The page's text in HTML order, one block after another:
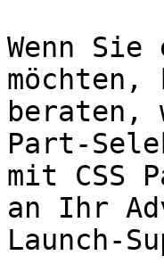
Wenn
möchten,
beraten,
Part-
mit CSS
an Ihr
Launch-